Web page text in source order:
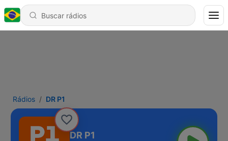
Rádios DR P1
DR P1